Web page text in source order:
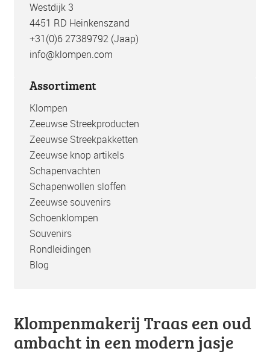
Contact / openingstijden
Westdijk 3
4451 RD Heinkenszand
+31(0)6 27389792 (Jaap)
info@klompen.com
Assortiment
Klompen
Zeeuwse Streekproducten
Zeeuwse Streekpakketten
Zeeuwse knop artikels
Schapenvachten
Schapenwollen sloffen
Zeeuwse souvenirs
Schoenklompen
Souvenirs
Rondleidingen
Blog
Klompenmakerij Traas een oud
ambacht in een modern jasje